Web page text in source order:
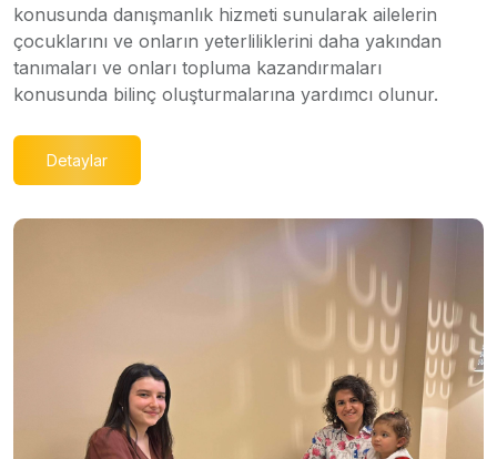
konusunda danışmanlık hizmeti sunularak ailelerin
çocuklarını ve onların yeterliliklerini daha yakından
tanımaları ve onları topluma kazandırmaları
konusunda bilinç oluşturmalarına yardımcı olunur.
Detaylar